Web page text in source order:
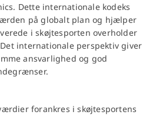
Dette internationale kodeks
på globalt plan og hjælper
i skøjtesporten overholder
internationale perspektiv giver
ansvarlighed og god
forankres i skøjtesportens